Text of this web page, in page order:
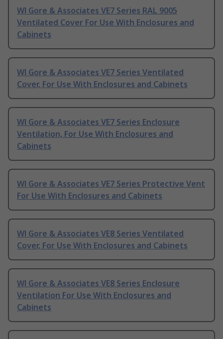
Wl Gore & Associates VE7 Series RAL 9005
Ventilated Cover For Use With Enclosures and
Cabinets
Wl Gore & Associates VE7 Series Ventilated
Cover, For Use With Enclosures and Cabinets
Wl Gore & Associates VE7 Series Enclosure
Ventilation, For Use With Enclosures and
Cabinets
Wl Gore & Associates VE7 Series Protective Vent
For Use With Enclosures and Cabinets
Wl Gore & Associates VE8 Series Ventilated
Cover, For Use With Enclosures and Cabinets
Wl Gore & Associates VE8 Series Enclosure
Ventilation For Use With Enclosures and
Cabinets